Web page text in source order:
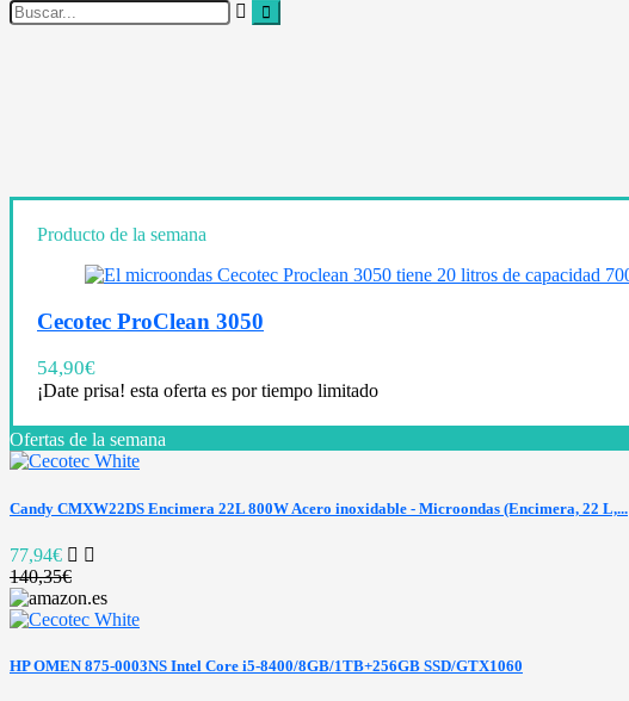
Producto de la semana
Cecotec ProClean 3050
54,90€
¡Date prisa! esta oferta es por tiempo limitado
Ofertas de la semana
Candy CMXW22DS Encimera 22L 800W Acero inoxidable - Microondas (Encimera, 22 L,...
77,94€
140,35€
HP OMEN 875-0003NS Intel Core i5-8400/8GB/1TB+256GB SSD/GTX1060